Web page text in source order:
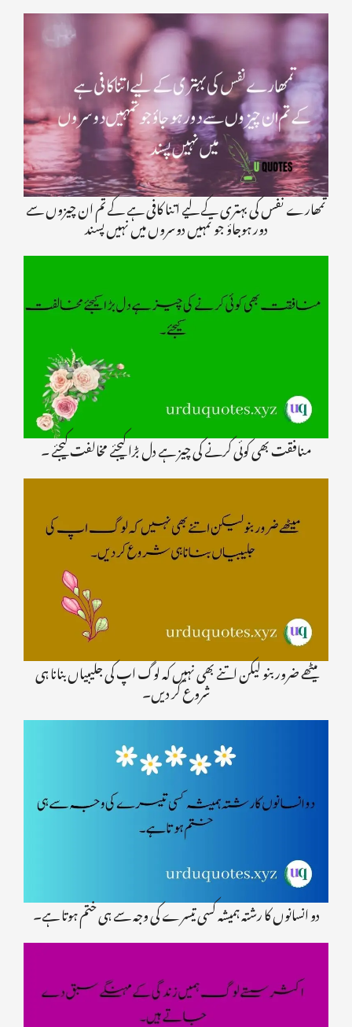
تمھارے نفس کی بہتری کے لیے اتنا کافی ہے کے تم ان چیزوں سے
دور ہوجاؤ جو تمہیں دوسروں میں نہیں پسند
منافقت بھی کوئی کرنے کی چیز ہے دل بڑا کیجئے مخالفت کیجئے ۔
میٹھے ضرور بنو لیکن اتنے بھی نہیں کہ لوگ اپ کی جلیبیاں بنانا ہی
شروع کر دیں۔
دو انسانوں کا رشتہ ہمیشہ کسی تیسرے کی وجہ سے ہی ختم ہوتا ہے۔